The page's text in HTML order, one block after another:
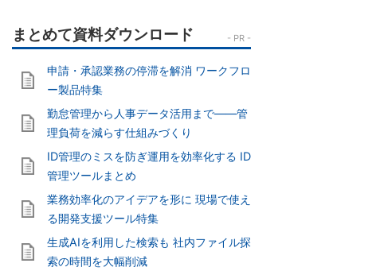
申請・承認業務の停滞を解消 ワークフロ
ー製品特集
勤怠管理から人事データ活用まで――管
理負荷を減らす仕組みづくり
ID管理のミスを防ぎ運用を効率化する ID
管理ツールまとめ
業務効率化のアイデアを形に 現場で使え
る開発支援ツール特集
生成AIを利用した検索も 社内ファイル探
索の時間を大幅削減